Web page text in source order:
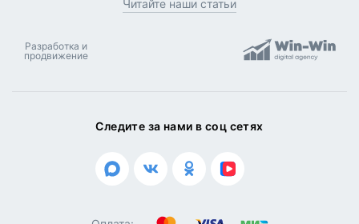
Следите за нами в соц сетях
Читайте наши статьи
Разработка и
продвижение